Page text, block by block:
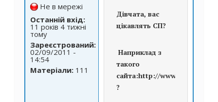
Не в мережі
Останній вхід:
11 років 4 тижні
тому
Зареєстрований:
02/09/2011 -
14:54
Матеріали: 111
Дівчата, вас
цікавлять СП?
Наприклад з
такого
сайта:http://
?